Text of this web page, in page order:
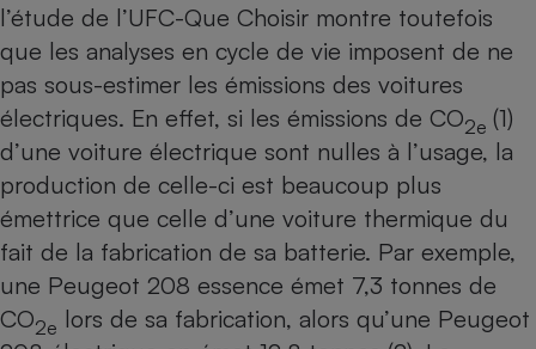
l’étude de l’UFC-Que Choisir montre toutefois
que les analyses en cycle de vie imposent de ne
pas sous-estimer les émissions des voitures
électriques. En effet, si les émissions de CO2e (1)
d’une voiture électrique sont nulles à l’usage, la
production de celle-ci est beaucoup plus
émettrice que celle d’une voiture thermique du
fait de la fabrication de sa batterie. Par exemple,
une Peugeot 208 essence émet 7,3 tonnes de
CO2e lors de sa fabrication, alors qu’une Peugeot
Climatiseur -
Ventilateur
Antivirus
Climatiseur -
Ventilateur